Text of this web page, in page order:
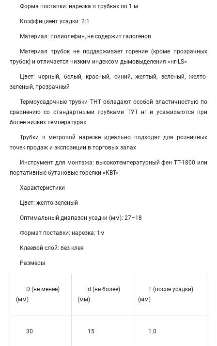
Форма поставки: нарезка в трубках по 1 м
Коэффициент усадки: 2:1
Материал: полиолефин, не содержит галогенов
Материал трубок не поддерживает горение (кроме прозрачных
трубок) и отличается низким индексом дымовыделения «нг-LS»
Цвет: черный, белый, красный, синий, желтый, зеленый, желто-
зеленый, прозрачный
Термоусадочные трубки ТНТ обладают особой эластичностью по
сравнению со стандартными трубками ТУТ нг и усаживаются при
более низких температурах
Трубки в метровой нарезке идеально подходят для розничных
точек продаж и экспозиции в торговых залах
Инструмент для монтажа: высокотемпературный фен ТТ-1800 или
портативные бутановые горелки «КВТ»
Характеристики
Цвет: желто-зеленый
Оптимальный диапазон усадки (мм): 27–18
Формат поставки: нарезка: 1м
Клеевой слой: без клея
Размеры
D (не менее)
(мм)
d (не более)
(мм)
T (после усадки)
(мм)
30 15 1.0